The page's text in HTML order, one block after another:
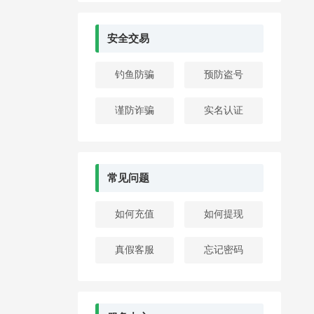
安全交易
钓鱼防骗 预防盗号
谨防诈骗 实名认证
常见问题
如何充值 如何提现
真假客服 忘记密码